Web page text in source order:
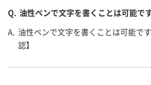
Q. 油性ペンで文字を書くことは可能で
A. 油性ペンで文字を書くことは可能で
認】